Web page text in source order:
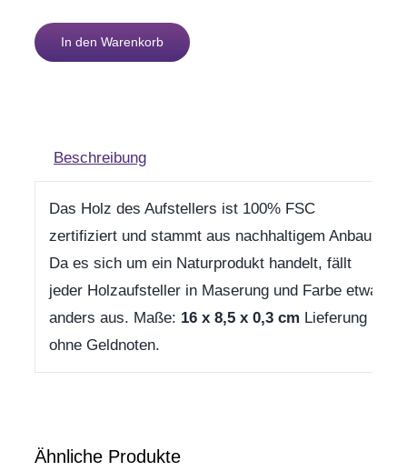
In den Warenkorb
Beschreibung
Das Holz des Aufstellers ist 100% FSC
zertifiziert und stammt aus nachhaltigem Anbau.
Da es sich um ein Naturprodukt handelt, fällt
jeder Holzaufsteller in Maserung und Farbe etwas
anders aus. Maße: 16 x 8,5 x 0,3 cm Lieferung
ohne Geldnoten.
Ähnliche Produkte